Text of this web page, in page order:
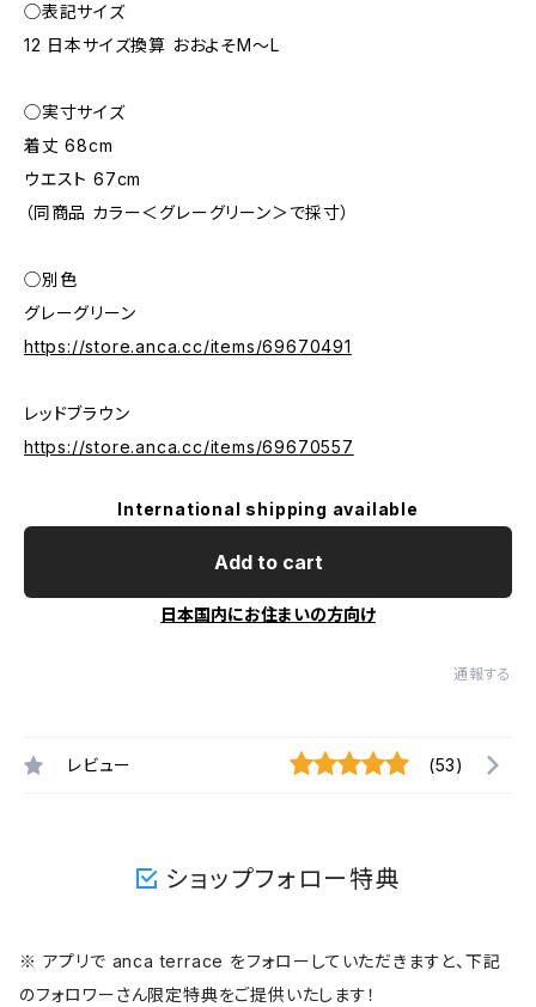
◯表記サイズ
12 日本サイズ換算 おおよそM～L
◯実寸サイズ
着丈 68cm
ウエスト 67cm
（同商品 カラー＜グレーグリーン＞で採寸）
◯別色
グレーグリーン
https://store.anca.cc/items/69670491
レッドブラウン
https://store.anca.cc/items/69670557
International shipping available
Add to cart
日本国内にお住まいの方向け
通報する
レビュー (53)
ショップフォロー特典
※ アプリで anca terrace をフォローしていただきますと、下記
のフォロワーさん限定特典をご提供いたします！